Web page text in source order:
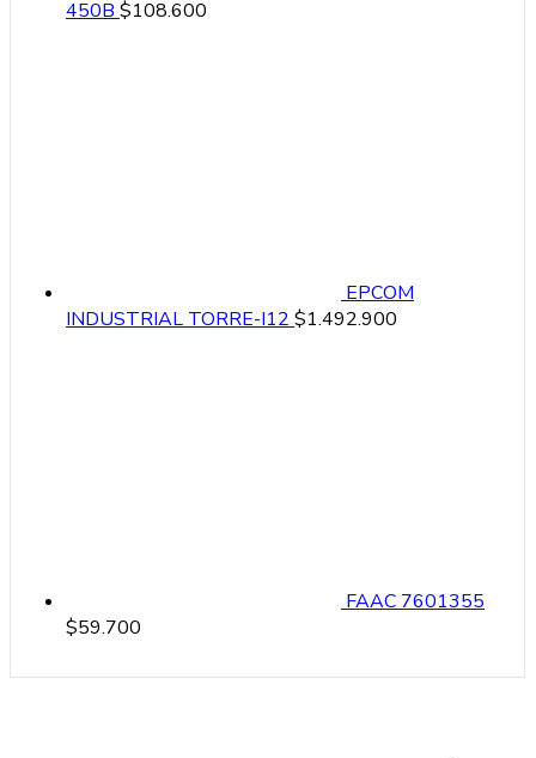
450B $108.600
EPCOM
INDUSTRIAL TORRE-I12 $1.492.900
FAAC 7601355
$59.700